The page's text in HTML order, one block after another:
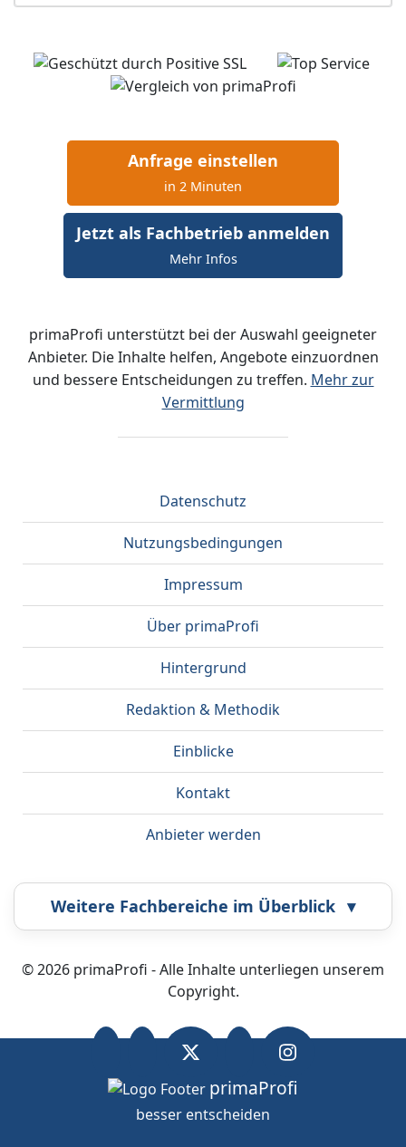
Wir nutzen Cookies. Datenschutz
Anfrage einstellen
in 2 Minuten
Jetzt als Fachbetrieb anmelden
Mehr Infos
primaProfi unterstützt bei der Auswahl geeigneter
Anbieter. Die Inhalte helfen, Angebote einzuordnen
und bessere Entscheidungen zu treffen. Mehr zur
Vermittlung
Datenschutz
Nutzungsbedingungen
Impressum
Über primaProfi
Hintergrund
Redaktion & Methodik
Einblicke
Kontakt
Anbieter werden
Weitere Fachbereiche im Überblick ▾
Airbrush Bestatter
Callcenter Coaching
Energieberatung
© 2026 primaProfi - Alle Inhalte unterliegen unserem
Copyright.
primaProfi
besser entscheiden